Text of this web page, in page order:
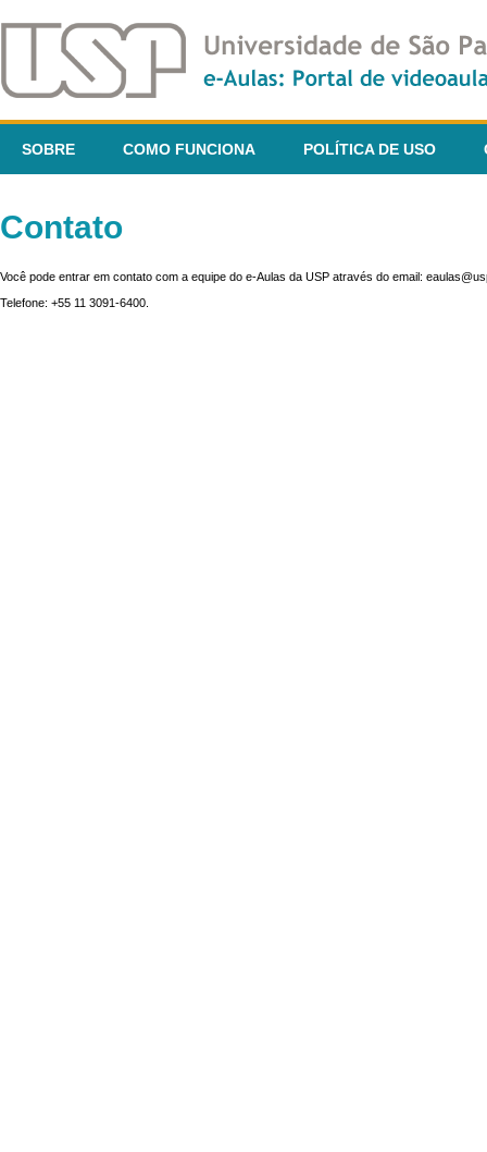
SOBRE COMO FUNCIONA POLÍTICA DE USO
Contato
Você pode entrar em contato com a equipe do e-Aulas da USP através do email:
Telefone: +55 11 3091-6400.